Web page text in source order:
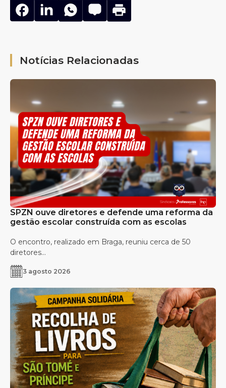
Notícias Relacionadas
SPZN ouve diretores e defende uma reforma da
gestão escolar construída com as escolas
O encontro, realizado em Braga, reuniu cerca de 50
diretores...
3 agosto 2026